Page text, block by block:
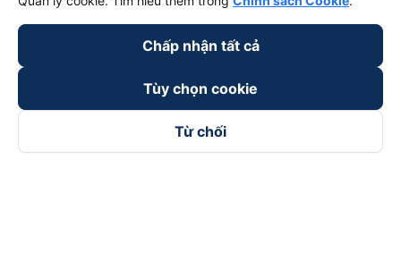
keyboard_arrow_down
Trở thành đối tác
Đối tác thanh toán
Chấp nhận tất cả
Tùy chọn cookie
Từ chối